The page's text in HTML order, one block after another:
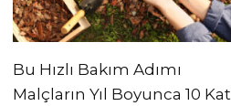
Bu Hızlı Bakım Adımı
Malçların Yıl Boyunca 10 Kat